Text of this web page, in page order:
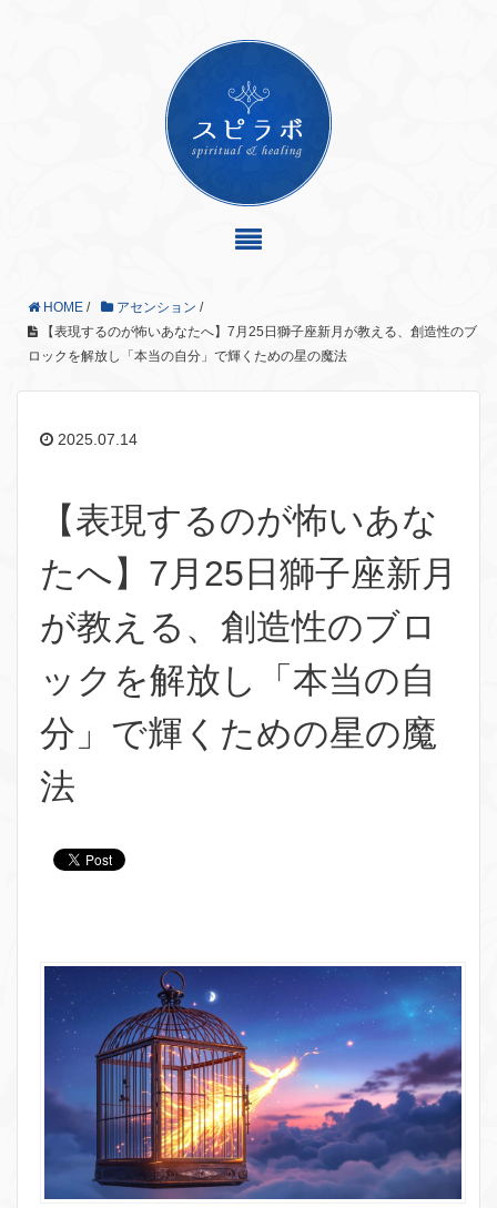
HOME / アセンション /
【表現するのが怖いあなたへ】7月25日獅子座新月が教える、創造性のブ
ロックを解放し「本当の自分」で輝くための星の魔法
2025.07.14
【表現するのが怖いあな
たへ】7月25日獅子座新月
が教える、創造性のブロ
ックを解放し「本当の自
分」で輝くための星の魔
法